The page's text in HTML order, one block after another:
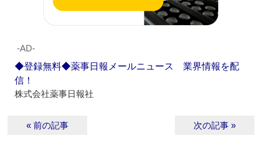
‐AD‐
◆登録無料◆薬事日報メールニュース 業界情報を配
信！
株式会社薬事日報社
« 前の記事 次の記事 »